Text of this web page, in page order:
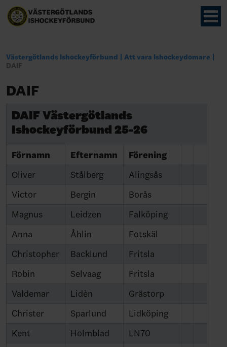
Västergötlands Ishockeyförbund
Att vara Ishockeydomare
DAIF
DAIF
DAIF Västergötlands
Ishockeyförbund 25-26
Förnamn Efternamn
Förening
Oliver
Stålberg
Alingsås
Victor
Bergin
Borås
Magnus
Leidzen
Falköping
Anna
Åhlin
Fotskäl
Christopher
Backlund
Fritsla
Robin
Selvaag
Fritsla
Valdemar
Lidèn
Grästorp
Christer
Sparlund
Lidköping
Kent
Holmblad
LN70